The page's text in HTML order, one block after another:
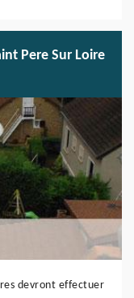
Pere Sur Loire
devront effectuer